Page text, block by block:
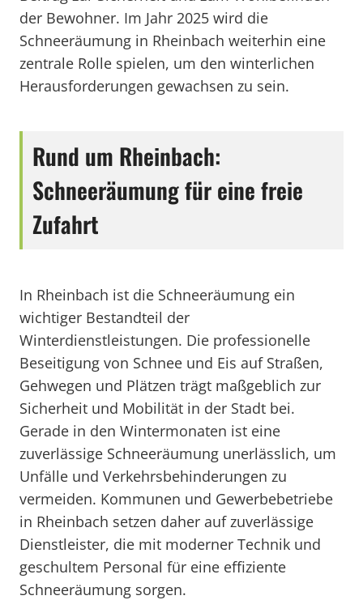
der Bewohner. Im Jahr 2025 wird die
Schneeräumung in Rheinbach weiterhin eine
zentrale Rolle spielen, um den winterlichen
Herausforderungen gewachsen zu sein.
Rund um Rheinbach:
Schneeräumung für eine freie
Zufahrt
In Rheinbach ist die Schneeräumung ein
wichtiger Bestandteil der
Winterdienstleistungen. Die professionelle
Beseitigung von Schnee und Eis auf Straßen,
Gehwegen und Plätzen trägt maßgeblich zur
Sicherheit und Mobilität in der Stadt bei.
Gerade in den Wintermonaten ist eine
zuverlässige Schneeräumung unerlässlich, um
Unfälle und Verkehrsbehinderungen zu
vermeiden. Kommunen und Gewerbebetriebe
in Rheinbach setzen daher auf zuverlässige
Dienstleister, die mit moderner Technik und
geschultem Personal für eine effiziente
Schneeräumung sorgen.